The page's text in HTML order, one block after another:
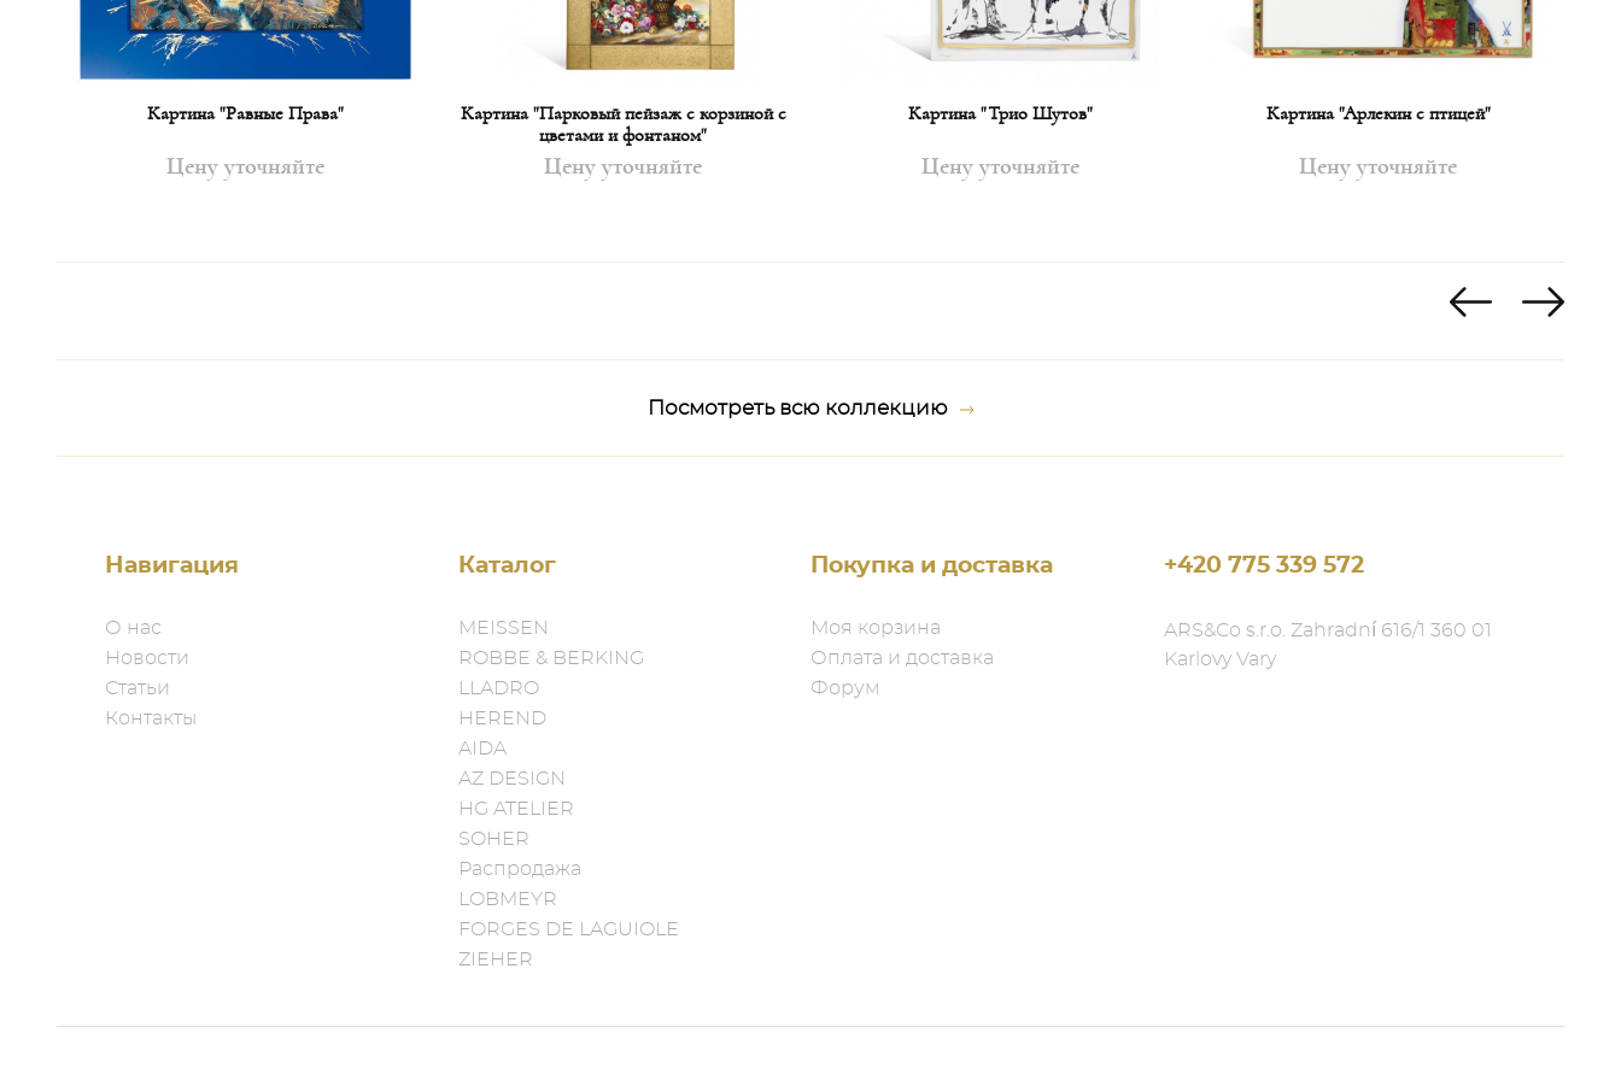
Картина "Равные Права"
Цену уточняйте
Картина "Парковый пейзаж с корзиной с
цветами и фонтаном"
Цену уточняйте
Картина "Трио Шутов"
Цену уточняйте
Картина "Арлекин с птицей"
Цену уточняйте
Посмотреть всю коллекцию
Навигация
О нас
Новости
Статьи
Контакты
Каталог
MEISSEN
ROBBE & BERKING
LLADRO
HEREND
AIDA
AZ DESIGN
HG ATELIER
SOHER
Распродажа
LOBMEYR
FORGES DE LAGUIOLE
ZIEHER
Покупка и доставка
Моя корзина
Оплата и доставка
Форум
+420 775 339 572
ARS&Co s.r.o. Zahradní 616/1 360 01
Karlovy Vary